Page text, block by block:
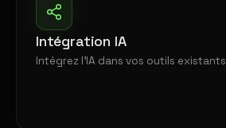
Intégration IA
Intégrez l'IA dans vos outils existants